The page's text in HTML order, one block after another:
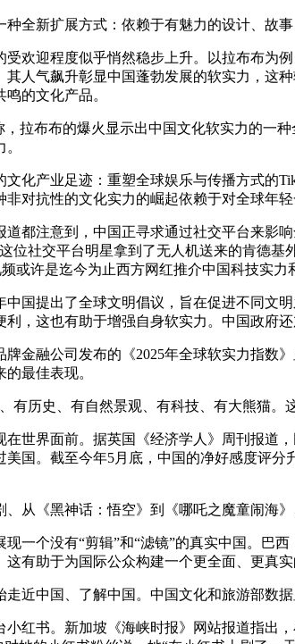
新扩展方式：依赖于有魅力的设计、故事
迎程度似乎悄然稳步上升。以拉布布为
人气飙升彰显中国蓬勃发展的软实力，这
的文化产品。
布布的爆火显示出中国文化软实力的一
产业足迹：重塑全球娱乐与传播方式的
对抗性的文化实力的崛起依赖于对全球年轻
注意到，中国正寻求通过社交平台来影
位社交平台明星拿到了无人机送来的肯德
或许是迄今为止西方网红推介中国科技实力
提出了全球文明倡议，旨在促进不同文
，这也有助于增强自身软实力。中国政府
融公司发布的《2025年全球软实力指数
最佳表现。
历史、有自然景观、有科技、有大熊猫。
界面前。据英国《经济学人》周刊报道
国。截至今年5月底，中国的净好感度评
《黑神话：悟空》到《哪吒之魔童闹海
个没有“剪辑”和“滤镜”的真实中国。巴西
有助于为国际公众构建一个更全面、更真
中国、了解中国。中国文化和旅游部数据
书。新加坡《海峡时报》网站报道指出